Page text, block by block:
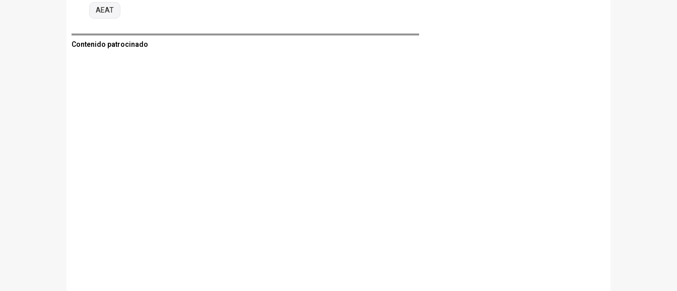
AEAT
Contenido patrocinado